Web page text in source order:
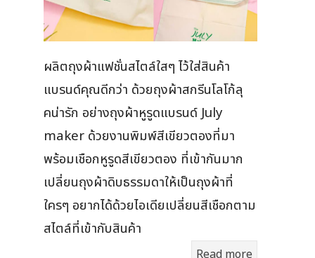
ผลิตถุงผ้าแฟชั่นสไตล์ใสๆ ไว้ใส่สินค้า
แบรนด์คุณดีกว่า ด้วยถุงผ้าสกรีนโลโก้ลุ
คน่ารัก อย่างถุงผ้าหูรูดแบรนด์ July
maker ด้วยงานพิมพ์สีเขียวตองที่มา
พร้อมเชือกหูรูดสีเขียวตอง ที่เข้ากันมาก
เปลี่ยนถุงผ้าดิบธรรมดาให้เป็นถุงผ้าที่
ใครๆ อยากได้ด้วยไอเดียเปลี่ยนสีเชือกตาม
สไตล์ที่เข้ากับสินค้า
Read more